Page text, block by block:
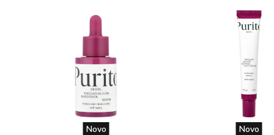
sljedeći korak sustava Vitamin STEP-UP SYSTEM™
Novo Novo